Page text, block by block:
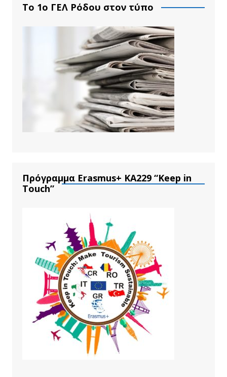
Το 1ο ΓΕΛ Ρόδου στον τύπο
Πρόγραμμα Erasmus+ ΚΑ229 “Keep in
Touch”